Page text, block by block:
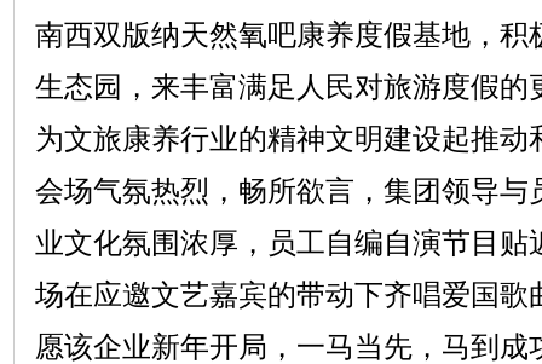
南西双版纳天然氧吧康养度假基地，积
生态园，来丰富满足人民对旅游度假的
为文旅康养行业的精神文明建设起推动
会场气氛热烈，畅所欲言，集团领导与
业文化氛围浓厚，员工自编自演节目贴
场在应邀文艺嘉宾的带动下齐唱爱国歌
愿该企业新年开局，一马当先，马到成